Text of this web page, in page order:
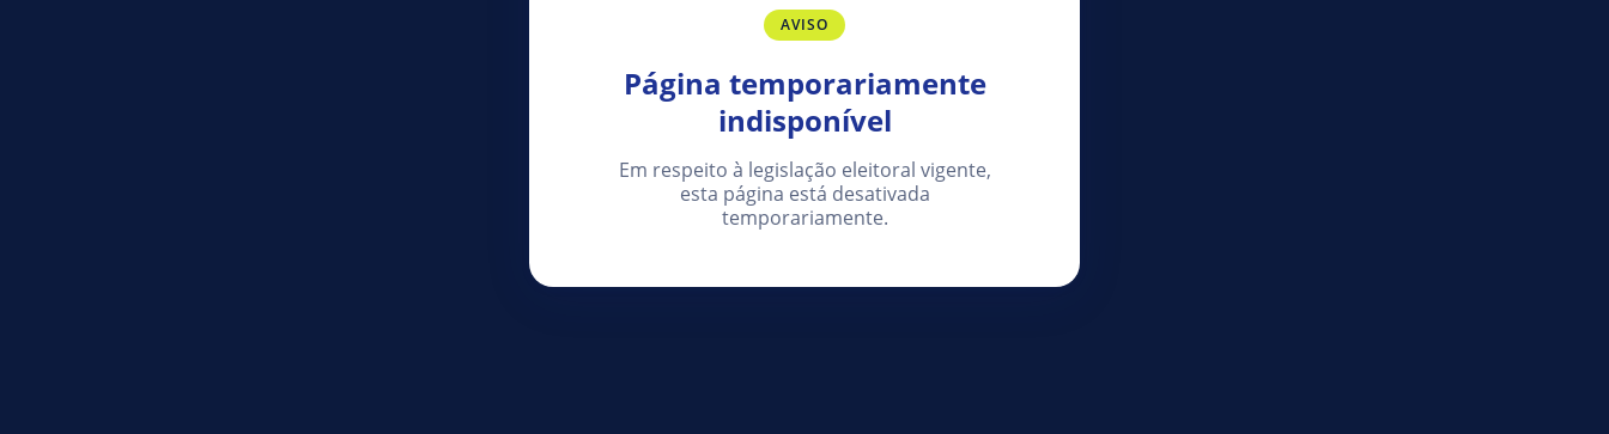
AVISO
Página temporariamente
indisponível
Em respeito à legislação eleitoral vigente,
esta página está desativada
temporariamente.